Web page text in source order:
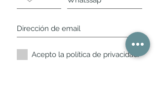
Acepto la política de privacidad.